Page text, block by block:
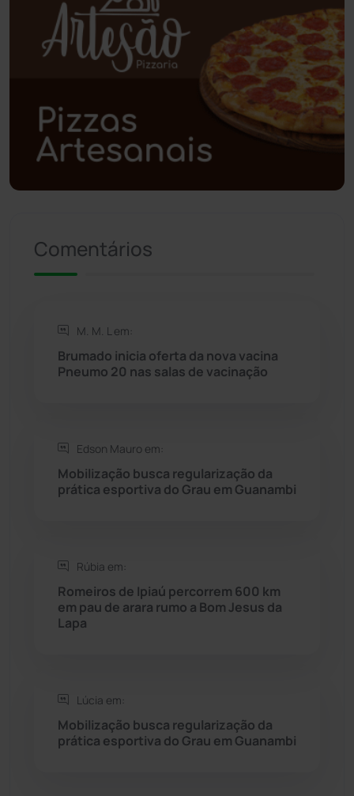
Poções (182)
Polícia Civil (59)
Polícia Militar (27)
Política (03)
Presidente Jânio Qu... (125)
Rio de Contas
Rio do Antônio
Rio do Pires
Seabra
Sebastião Laranjeiras (96)
Sudoeste Baiano
Tanhaçu
Comentários
M. M. L em:
Brumado inicia oferta da nova vacina
Pneumo 20 nas salas de vacinação
Edson Mauro em:
Mobilização busca regularização da
prática esportiva do Grau em Guanambi
Rúbia em:
Romeiros de Ipiaú percorrem 600 km
em pau de arara rumo a Bom Jesus da
Lapa
Lúcia em:
Mobilização busca regularização da
prática esportiva do Grau em Guanambi